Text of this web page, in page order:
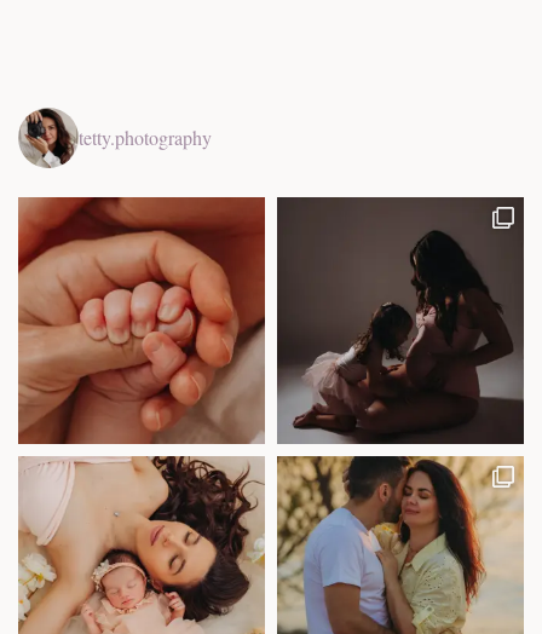
tetty.photography